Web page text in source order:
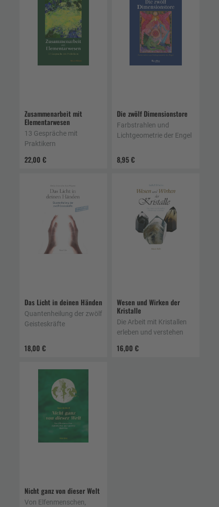
Zusammenarbeit mit
Elementarwesen
22,00 €
13 Gespräche mit
Praktikern
Die zwölf Dimensionstore
8,95 €
Farbstrahlen und
Lichtgeometrie der Engel
Das Licht in deinen Händen
18,00 €
Quantenheilung der zwölf
Geisteskräfte
Wesen und Wirken der
Kristalle
16,00 €
Die Arbeit mit Kristallen
erleben und verstehen
Nicht ganz von dieser Welt
Von Elfenmenschen,